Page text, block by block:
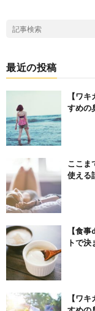
最近の投稿
【ワ
すめの
ここま
使える
【食
トで
【ワ